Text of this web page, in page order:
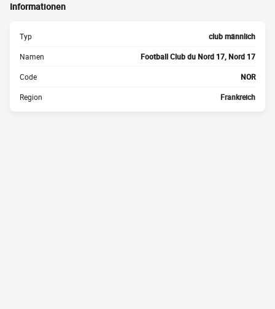
Informationen
Typ club männlich
Namen Football Club du Nord 17, Nord 17
Code NOR
Region Frankreich